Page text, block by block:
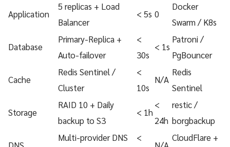
Application
5 replicas + Load
Balancer
< 5s 0
Docker
Swarm / K8s
Database
Primary-Replica +
Auto-failover
<
30s
< 1s
Patroni /
PgBouncer
Cache
Redis Sentinel /
Cluster
<
10s
N/A
Redis
Sentinel
Storage
RAID 10 + Daily
backup to S3
< 1h
<
24h
restic /
borgbackup
Multi-provider DNS
<
CloudFlare +